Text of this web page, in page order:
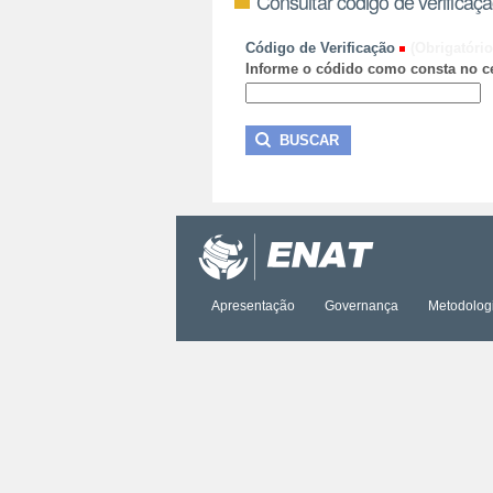
Código de Verificação
Informe o códido como consta no
Apresentação Governança